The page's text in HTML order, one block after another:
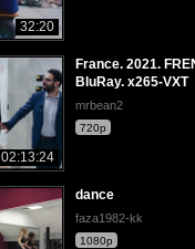
32:20
02:13:24
France. 2021.
BluRay. x265-VXT
mrbean2
720p
dance
faza1982-kk
1080p